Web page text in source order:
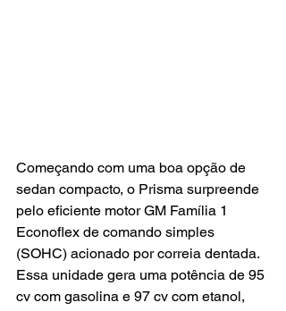
Começando com uma boa opção de
sedan compacto, o Prisma surpreende
pelo eficiente motor GM Família 1
Econoflex de comando simples
(SOHC) acionado por correia dentada.
Essa unidade gera uma potência de 95
cv com gasolina e 97 cv com etanol,